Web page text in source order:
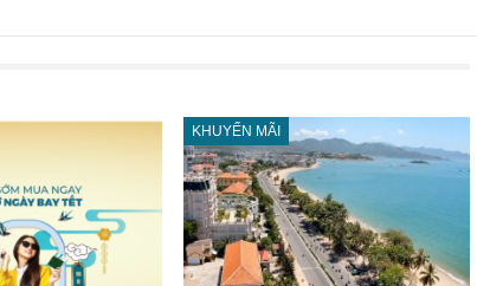
KHUYẾN MÃI